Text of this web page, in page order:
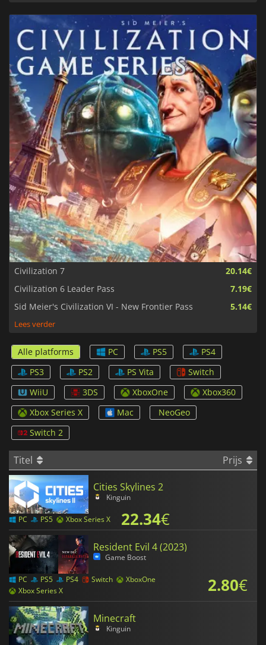
Civilization 7
20.14€
Civilization 6 Leader Pass
7.19€
Sid Meier's Civilization VI - New Frontier Pass
5.14€
Lees verder
Alle platforms PC PS5
PS4
PS3
PS2 PS Vita
Switch
WiiU
3DS XboxOne
Xbox360
Xbox Series X
Mac
NeoGeo
Switch 2
Titel Prijs
Cities Skylines 2
Kinguin
PC PS5 Xbox Series X 22.34€
Resident Evil 4 (2023)
Game Boost
PC PS5 PS4 Switch
XboxOne
Xbox Series X
2.80€
Minecraft
Kinguin